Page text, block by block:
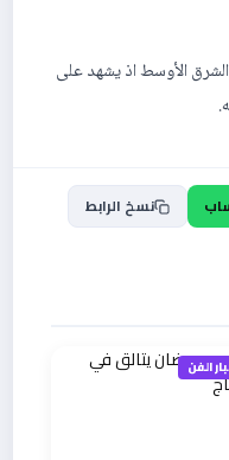
الأوسط اذ يشهد على
نسخ الرابط
الفن